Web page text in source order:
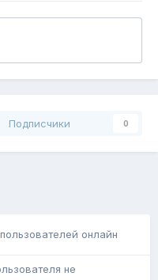
Подписчики 0
онлайн
не